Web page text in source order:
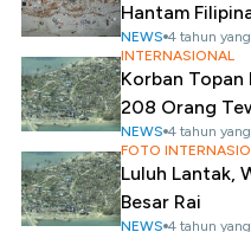
Hantam
NEWS 4 tahun
INTERNASIONAL
Korban Topan
208 Orang
NEWS 4 tahun
FOTO
Luluh Lantak,
Besar Rai
NEWS 4 tahun